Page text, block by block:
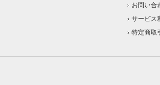
お問い合
サービス
特定商取